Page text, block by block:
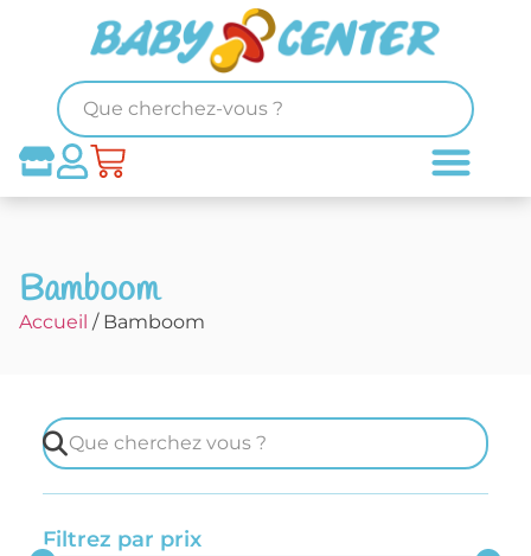
Bamboom
Accueil / Bamboom
Filtrez par prix